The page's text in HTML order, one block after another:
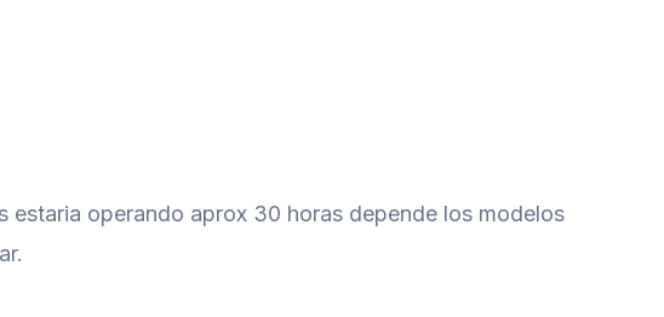
estaria operando aprox 30 horas depende los modelos